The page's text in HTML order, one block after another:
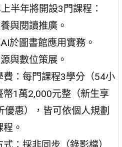
半年將開設3門課程：
與閱讀推廣。
於圖書館應用實務。
與數位策展。
費：每門課程3學分（54小
幣1萬2,000元整（新生享
優惠），皆可依個人規劃
。